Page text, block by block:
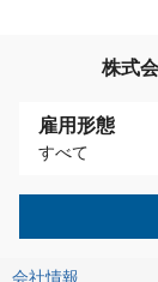
株式
雇用形態
すべて
会社情報